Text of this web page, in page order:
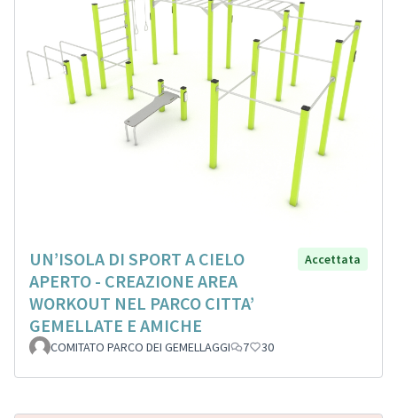
UN’ISOLA DI SPORT A CIELO
APERTO - CREAZIONE AREA
WORKOUT NEL PARCO CITTA’
GEMELLATE E AMICHE
Accettata
COMITATO PARCO DEI GEMELLAGGI 7 30